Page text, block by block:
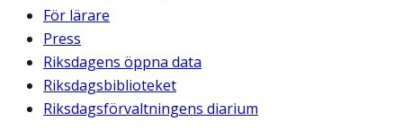
För lärare
Press
Riksdagens öppna data
Riksdagsbiblioteket
Riksdagsförvaltningens diarium